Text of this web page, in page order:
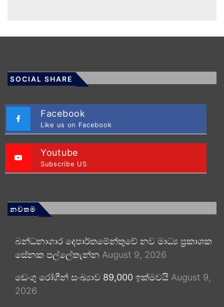
SOCIAL SHARE
Facebook
Like us on Facebook
Youtube
Subscribe US
නවතම
බන්ධනාගාර දෙපාර්තමේන්තුවේ නව මාධ්‍ය ප්‍රකාශක
සේනක පල්ලේතැන්න August 9, 2026
ඩෙංගු රෝගීන් සංඛ්‍යාව 89,000 ඉක්මවයි August 9,
2026